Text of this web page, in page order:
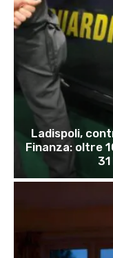
Ladispoli,
Finanza: oltre